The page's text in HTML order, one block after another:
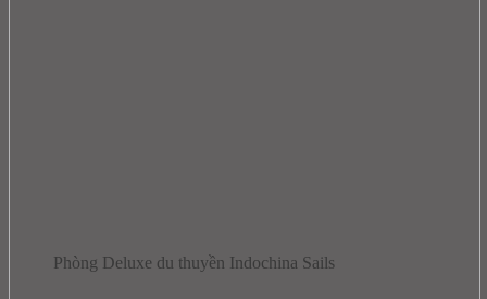
Phòng Deluxe du thuyền Indochina Sails